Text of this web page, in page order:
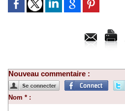
Nouveau commentaire :
Nom * :